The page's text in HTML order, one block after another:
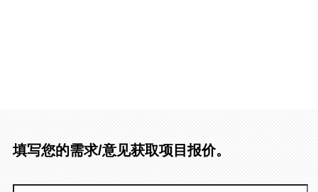
填写您的需求/意见获取项目报价。